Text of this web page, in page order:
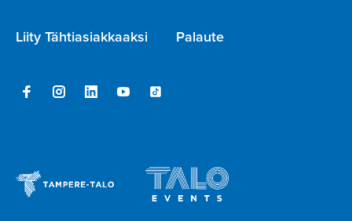
Liity Tähtiasiakkaaksi Palaute